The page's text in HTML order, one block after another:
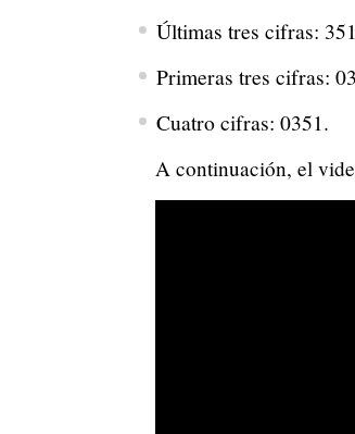
Últimas tres cifras:
Primeras tres cifras:
Cuatro cifras: 0351.
A continuación, el